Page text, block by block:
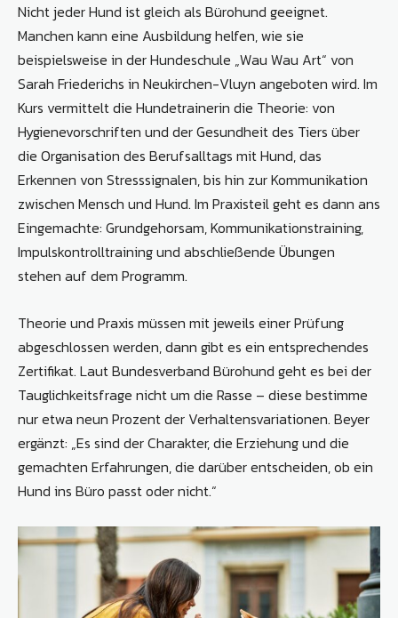
Nicht jeder Hund ist gleich als Bürohund geeignet.
Manchen kann eine Ausbildung helfen, wie sie
beispielsweise in der Hundeschule „Wau Wau Art“ von
Sarah Friederichs in Neukirchen-Vluyn angeboten wird. Im
Kurs vermittelt die Hundetrainerin die Theorie: von
Hygienevorschriften und der Gesundheit des Tiers über
die Organisation des Berufsalltags mit Hund, das
Erkennen von Stresssignalen, bis hin zur Kommunikation
zwischen Mensch und Hund. Im Praxisteil geht es dann ans
Eingemachte: Grundgehorsam, Kommunikationstraining,
Impulskontrolltraining und abschließende Übungen
stehen auf dem Programm.
Theorie und Praxis müssen mit jeweils einer Prüfung
abgeschlossen werden, dann gibt es ein entsprechendes
Zertifikat. Laut Bundesverband Bürohund geht es bei der
Tauglichkeitsfrage nicht um die Rasse – diese bestimme
nur etwa neun Prozent der Verhaltensvariationen. Beyer
ergänzt: „Es sind der Charakter, die Erziehung und die
gemachten Erfahrungen, die darüber entscheiden, ob ein
Hund ins Büro passt oder nicht.“